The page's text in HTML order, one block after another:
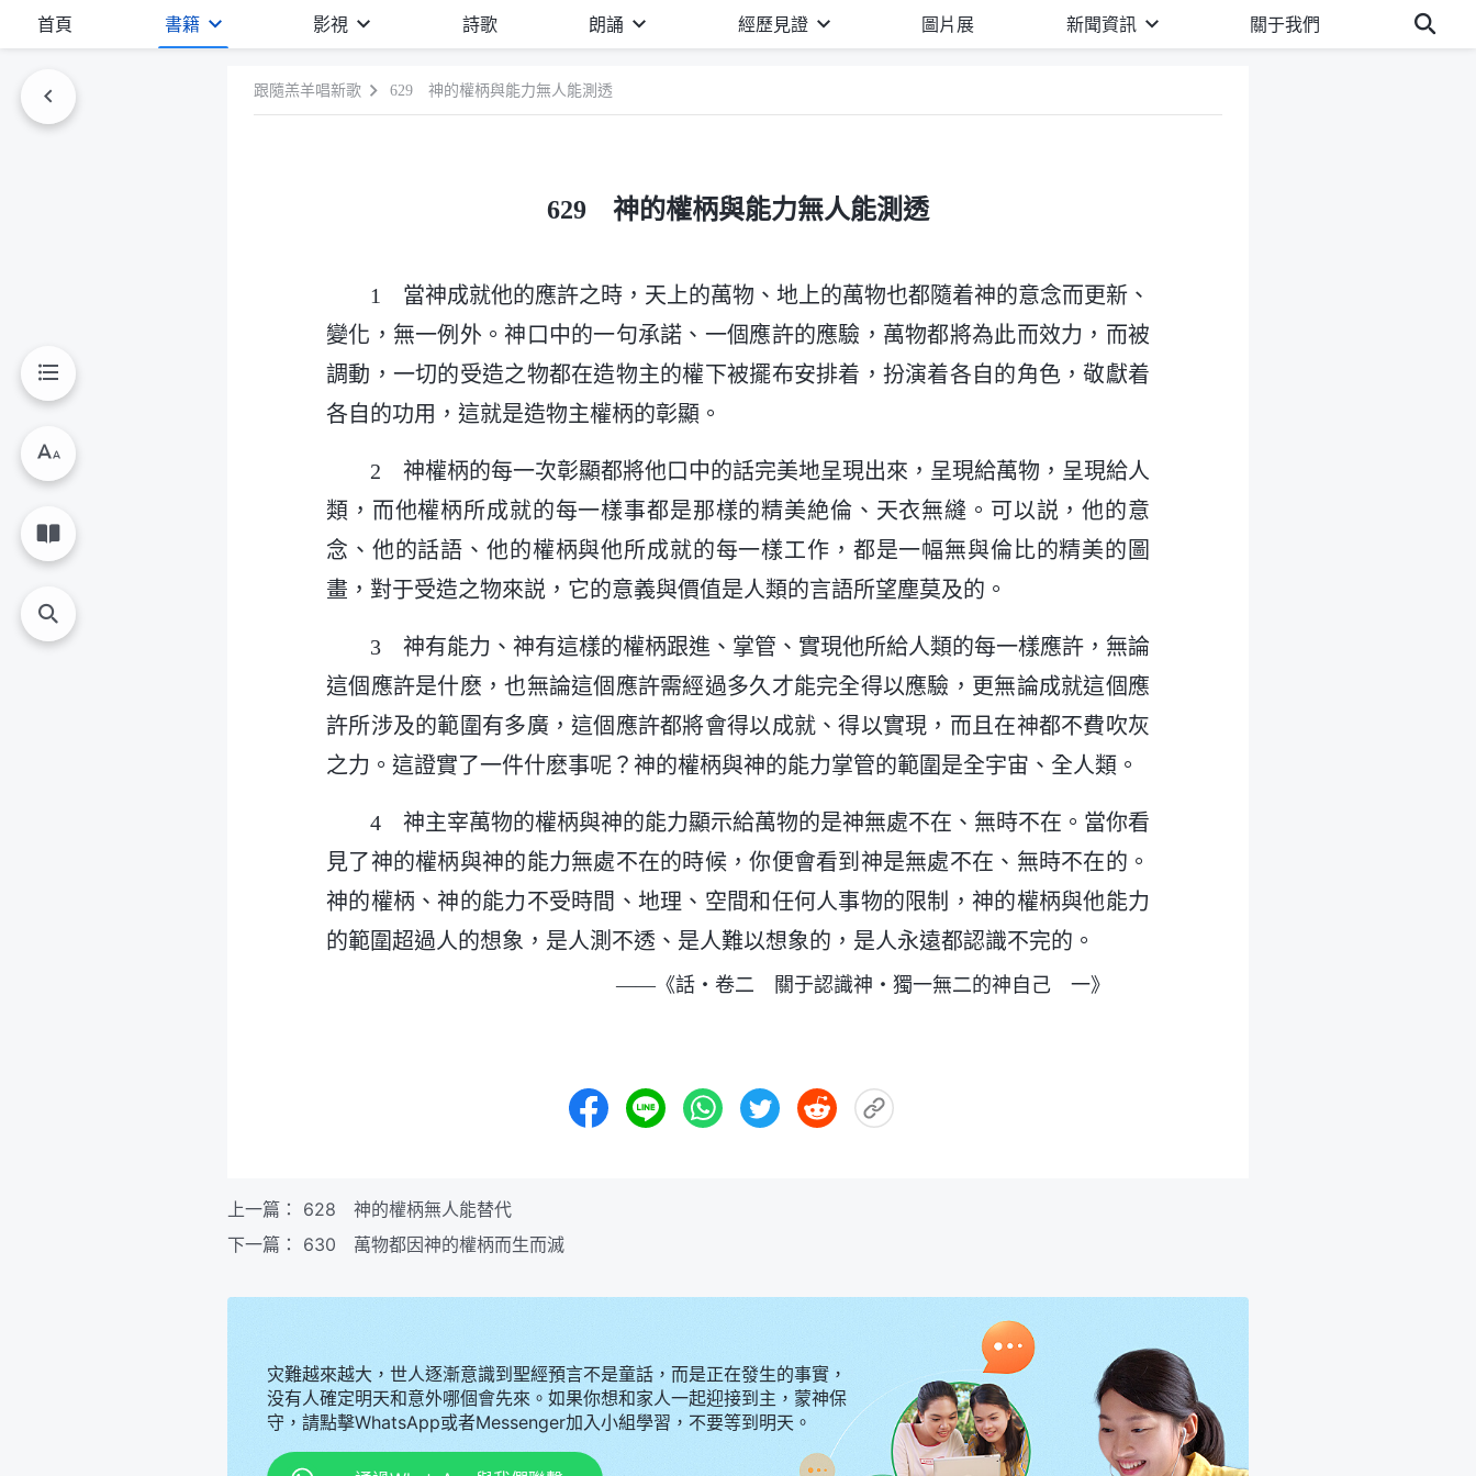
首頁 書籍 影視 詩歌 朗誦 經歷見證 圖片展 新聞資訊 關于我們
跟隨羔羊唱新歌 629 神的權柄與能力無人能測透
629 神的權柄與能力無人能測透
1 當神成就他的應許之時，天上的萬物、地上的萬物也都隨着神的意念而更新、
變化，無一例外。神口中的一句承諾、一個應許的應驗，萬物都將為此而效力，而被
調動，一切的受造之物都在造物主的權下被擺布安排着，扮演着各自的角色，敬獻着
各自的功用，這就是造物主權柄的彰顯。
2 神權柄的每一次彰顯都將他口中的話完美地呈現出來，呈現給萬物，呈現給人
類，而他權柄所成就的每一樣事都是那樣的精美絶倫、天衣無縫。可以説，他的意
念、他的話語、他的權柄與他所成就的每一樣工作，都是一幅無與倫比的精美的圖
畫，對于受造之物來説，它的意義與價值是人類的言語所望塵莫及的。
3 神有能力、神有這樣的權柄跟進、掌管、實現他所給人類的每一樣應許，無論
這個應許是什麽，也無論這個應許需經過多久才能完全得以應驗，更無論成就這個應
許所涉及的範圍有多廣，這個應許都將會得以成就、得以實現，而且在神都不費吹灰
之力。這證實了一件什麽事呢？神的權柄與神的能力掌管的範圍是全宇宙、全人類。
4 神主宰萬物的權柄與神的能力顯示給萬物的是神無處不在、無時不在。當你看
見了神的權柄與神的能力無處不在的時候，你便會看到神是無處不在、無時不在的。
神的權柄、神的能力不受時間、地理、空間和任何人事物的限制，神的權柄與他能力
的範圍超過人的想象，是人測不透、是人難以想象的，是人永遠都認識不完的。
——《話・卷二 關于認識神・獨一無二的神自己 一》
上一篇： 628 神的權柄無人能替代
下一篇： 630 萬物都因神的權柄而生而滅
灾難越來越大，世人逐漸意識到聖經預言不是童話，而是正在發生的事實，
没有人確定明天和意外哪個會先來。如果你想和家人一起迎接到主，蒙神保
守，請點擊WhatsApp或者Messenger加入小組學習，不要等到明天。